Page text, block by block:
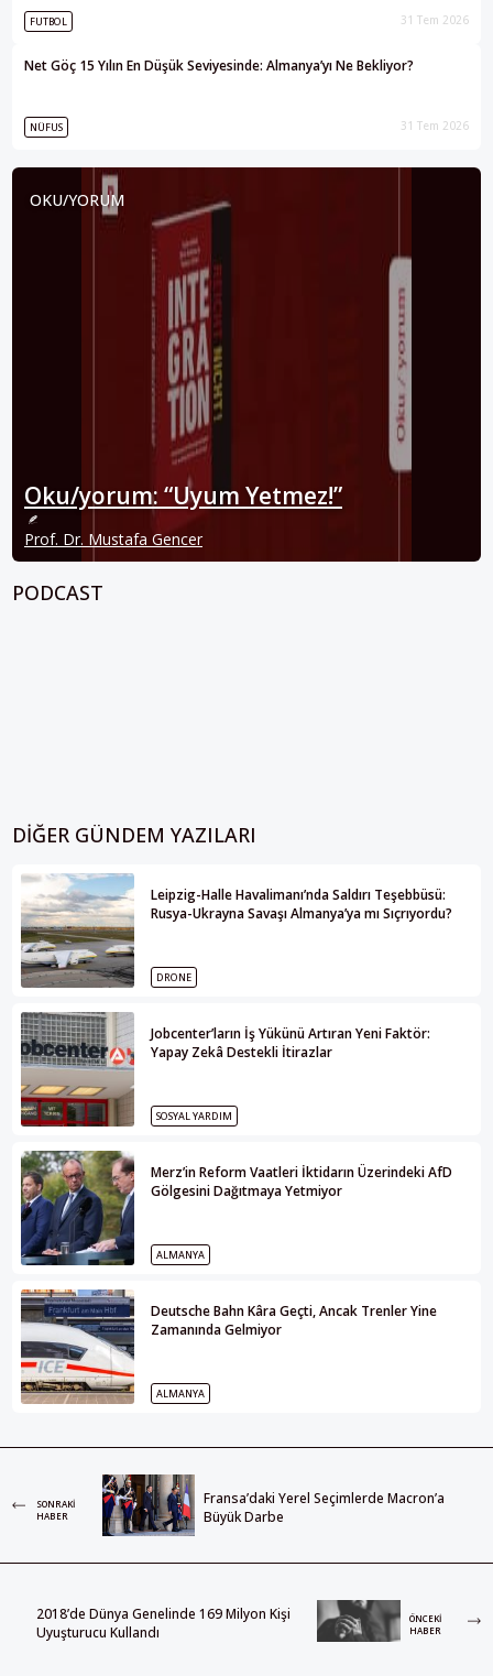
FUTBOL 31 Tem 2026
Net Göç 15 Yılın En Düşük Seviyesinde: Almanya’yı Ne Bekliyor?
NÜFUS 31 Tem 2026
OKU/YORUM
Oku/yorum: “Uyum Yetmez!”
Prof. Dr. Mustafa Gencer
PODCAST
DIĞER GÜNDEM YAZILARI
Leipzig-Halle Havalimanı’nda Saldırı Teşebbüsü:
Rusya-Ukrayna Savaşı Almanya’ya mı Sıçrıyordu?
DRONE
Jobcenter’ların İş Yükünü Artıran Yeni Faktör:
Yapay Zekâ Destekli İtirazlar
SOSYAL YARDIM
Merz’in Reform Vaatleri İktidarın Üzerindeki AfD
Gölgesini Dağıtmaya Yetmiyor
ALMANYA
Deutsche Bahn Kâra Geçti, Ancak Trenler Yine
Zamanında Gelmiyor
ALMANYA
SONRAKI
HABER
Fransa’daki Yerel Seçimlerde Macron’a
Büyük Darbe
2018’de Dünya Genelinde 169 Milyon Kişi
Uyuşturucu Kullandı
ÖNCEKI
HABER